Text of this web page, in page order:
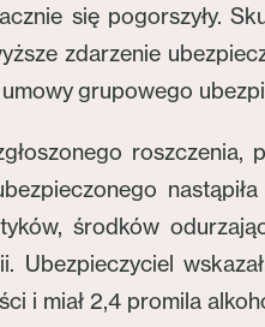
się pogorszyły.
zdarzenie
grupowego
środków
Ubezpieczyciel
i miał 2,4 promila